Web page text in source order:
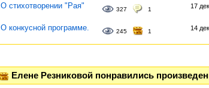
О стихотворении "Рая" 327 1 17
О конкусной программе. 245 1 14
Елене Резниковой понравились